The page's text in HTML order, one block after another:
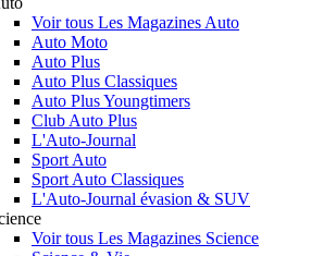
Voir tous Les Magazines Auto
Auto Moto
Auto Plus
Auto Plus Classiques
Auto Plus Youngtimers
Club Auto Plus
L'Auto-Journal
Sport Auto
Sport Auto Classiques
L'Auto-Journal évasion & SUV
Voir tous Les Magazines Science